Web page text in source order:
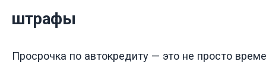
штрафы
Просрочка по автокредиту — это не просто